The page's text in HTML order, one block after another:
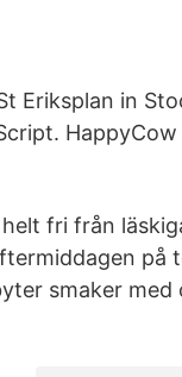
Eriksplan in
fri från
på
smaker med